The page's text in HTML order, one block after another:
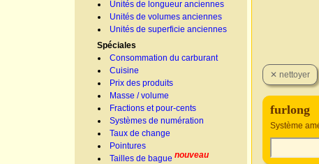
Unités de longueur anciennes
Unités de volumes anciennes
Unités de superficie anciennes
Spéciales
Consommation du carburant
Cuisine
Prix des produits
Masse / volume
Fractions et pour-cents
Systèmes de numération
Taux de change
Pointures
Tailles de bague nouveau
furlong
Système